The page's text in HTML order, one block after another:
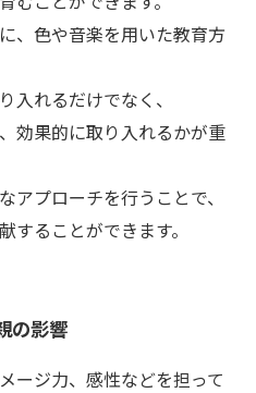
、色や音楽を用いた教育方
入れるだけでなく、
効果的に取り入れるかが重
アプローチを行うことで、
することができます。
の影響
ージ力、感性などを担って